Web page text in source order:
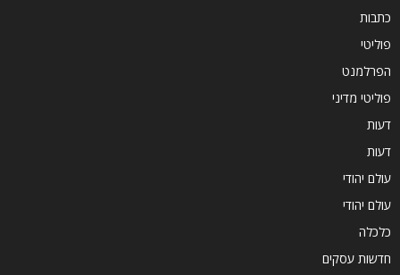
כתבות
פוליטי
הפרלמנט
פוליטי מדיני
דעות
דעות
עולם יהודי
עולם יהודי
כלכלה
חדשות עסקים